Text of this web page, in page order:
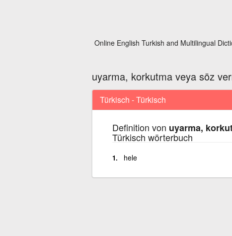
Online English Turkish and Multilingual
uyarma, korkutma veya söz
Türkisch - Türkisch
Definition von uyarma,
Türkisch wörterbuch
hele